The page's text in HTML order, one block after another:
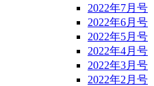
2022年7月号
2022年6月号
2022年5月号
2022年4月号
2022年3月号
2022年2月号